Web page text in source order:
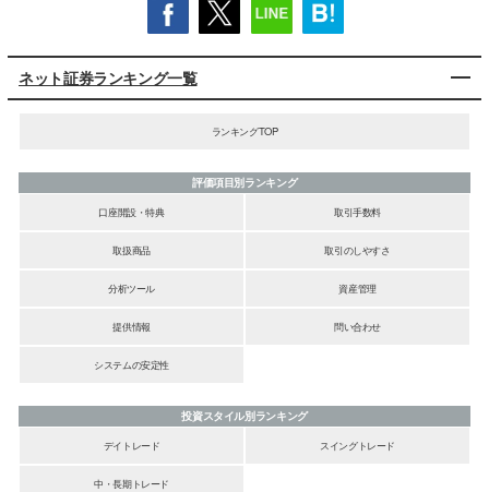
ネット証券ランキング一覧
ランキングTOP
評価項目別ランキング
口座開設・特典
取引手数料
取扱商品 取引のしやすさ
分析ツール 資産管理
提供情報 問い合わせ
システムの安定性
投資スタイル別ランキング
デイトレード
スイングトレード
中・長期トレード